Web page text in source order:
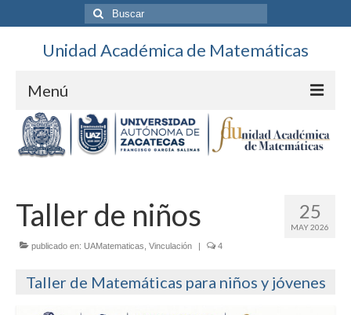
Buscar
por:
Unidad Académica de Matemáticas
Menú
Contacto
Personal
25
MAY 2026
Taller de niños
publicado en: UAMatematicas Vinculación | 4
Taller de Matemáticas para niños y jóvenes